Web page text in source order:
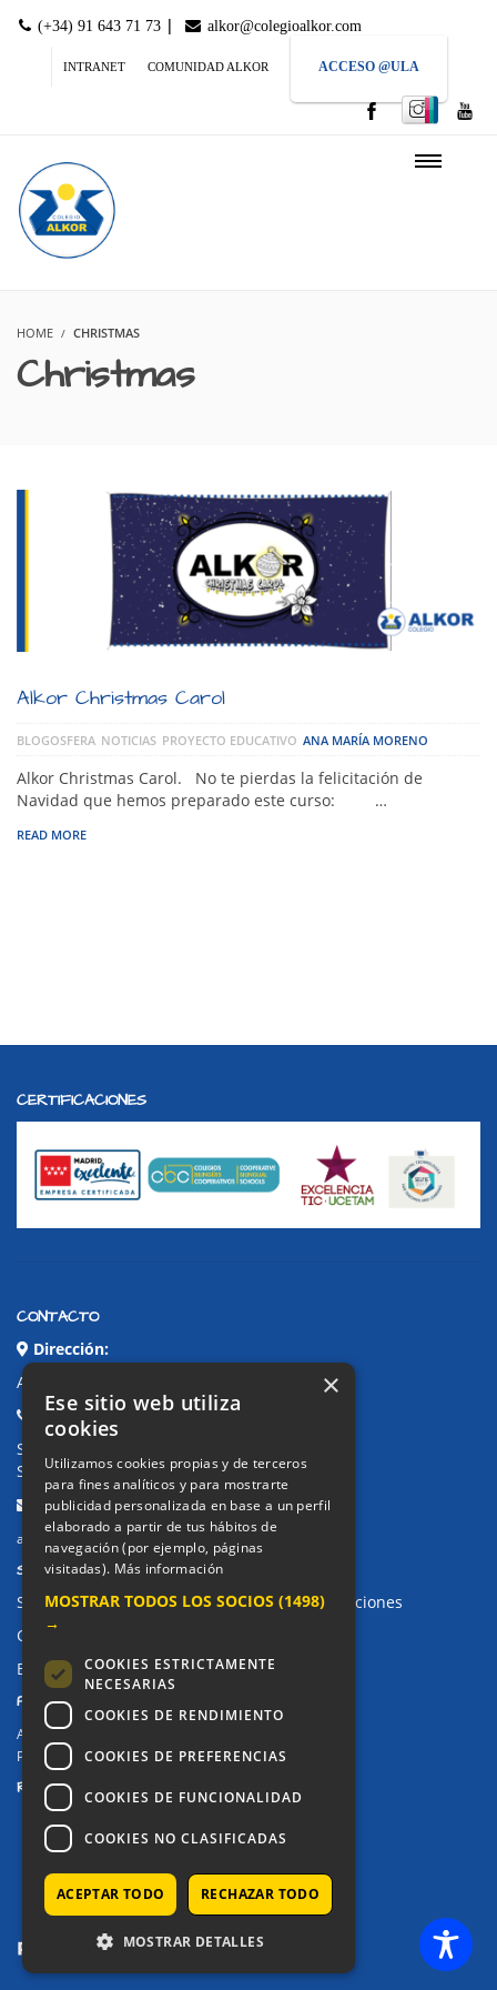
(+34) 91 643 71 73 | alkor@colegioalkor.com
INTRANET COMUNIDAD ALKOR ACCESO @ULA
HOME CHRISTMAS
Christmas
Alkor Christmas Carol
BLOGOSFERA NOTICIAS PROYECTO EDUCATIVO ANA MARÍA MORENO
Alkor Christmas Carol. No te pierdas la felicitación de
Navidad que hemos preparado este curso: …
READ MORE
CERTIFICACIONES
CONTACTO
Dirección:
Avda. de Pablo Iglesias, 4. Alcorcón
Teléfonos:
Secretaría Ppal:
Secretaría Infantil:91 643 61 33
Email:
alkor@colegioalkor.com
SUGERENCIAS Y CANAL DE DENUNCIAS
Sugerencias, Quejas, Reclamaciones y Felicitaciones
Canal de denuncias
Buzón denuncia drogas CM
PRIVACIDAD
Aviso legal / Política de privacidad
Política de Cookies
REDES SOCIALES
×
Ese sitio web utiliza
cookies
Utilizamos cookies propias y de terceros
para fines analíticos y para mostrarte
publicidad personalizada en base a un perfil
elaborado a partir de tus hábitos de
navegación (por ejemplo, páginas
visitadas). Más información
MOSTRAR TODOS LOS SOCIOS (1498)
→
COOKIES ESTRICTAMENTE
NECESARIAS
COOKIES DE RENDIMIENTO
COOKIES DE PREFERENCIAS
COOKIES DE FUNCIONALIDAD
COOKIES NO CLASIFICADAS
ACEPTAR TODO RECHAZAR TODO
MOSTRAR DETALLES